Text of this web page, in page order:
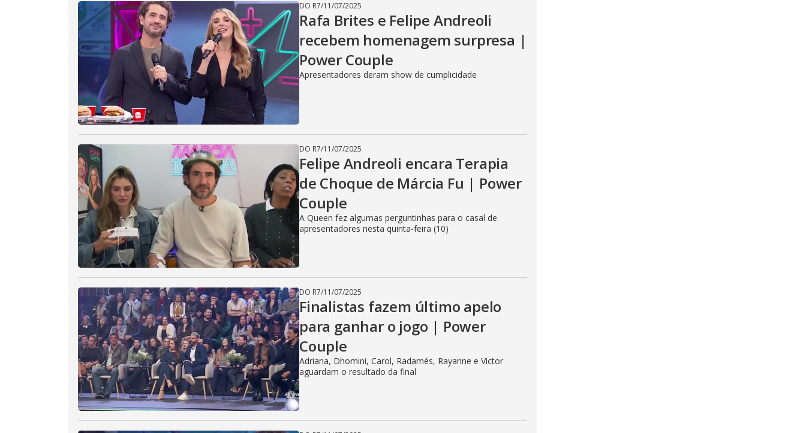
DO R7/11/07/2025
Rafa Brites e Felipe Andreoli
recebem homenagem surpresa |
Power Couple
Apresentadores deram show de cumplicidade
DO R7/11/07/2025
Felipe Andreoli encara Terapia
de Choque de Márcia Fu | Power
Couple
A Queen fez algumas perguntinhas para o casal de
apresentadores nesta quinta-feira (10)
DO R7/11/07/2025
Finalistas fazem último apelo
para ganhar o jogo | Power
Couple
Adriana, Dhomini, Carol, Radamés, Rayanne e Victor
aguardam o resultado da final